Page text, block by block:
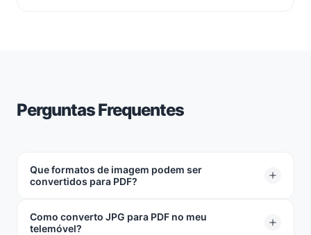
Perguntas Frequentes
Que formatos de imagem podem ser
convertidos para PDF?
Suportamos JPG, JPEG e outros formatos de imagem
Como converto JPG para PDF no meu
telemóvel?